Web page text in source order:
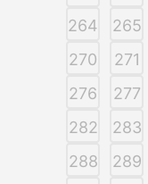
264
265
270
271
276
277
282
283
288
289